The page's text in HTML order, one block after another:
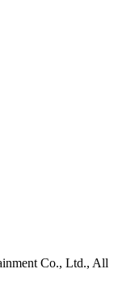
Co., Ltd., All